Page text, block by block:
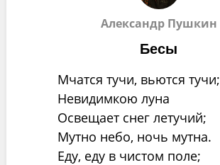
Александр Пушкин
Бесы
Мчатся тучи, вьются тучи;
Невидимкою луна
Освещает снег летучий;
Мутно небо, ночь мутна.
Еду, еду в чистом поле;